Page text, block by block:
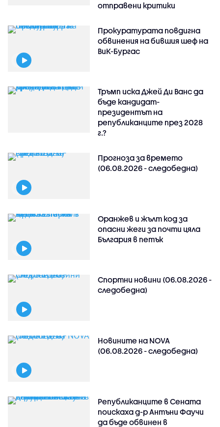
отправени критики
Прокуратурата повдигна
обвинения на бившия шеф на
ВиК-Бургас
Тръмп иска Джей Ди Ванс да
бъде кандидат-
президентът на
републиканците през 2028
г.?
Прогноза за времето
(06.08.2026 - следобедна)
Оранжев и жълт код за
опасни жеги за почти цяла
България в петък
Спортни новини (06.08.2026 -
следобедна)
Новините на NOVA
(06.08.2026 - следобедна)
Републиканците в Сената
поискаха д-р Антъни Фаучи
да бъде обвинен в